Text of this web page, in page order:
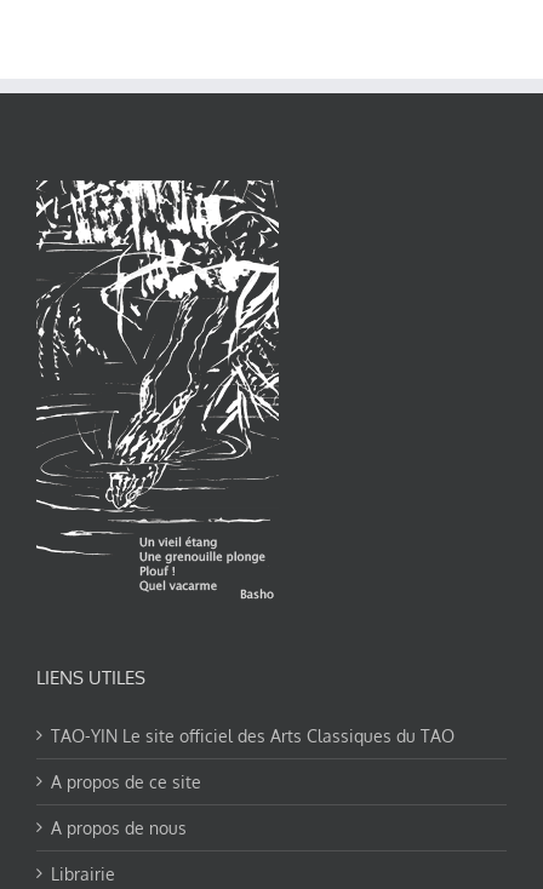
LIENS UTILES
TAO-YIN Le site officiel des Arts Classiques du TAO
A propos de ce site
A propos de nous
Librairie